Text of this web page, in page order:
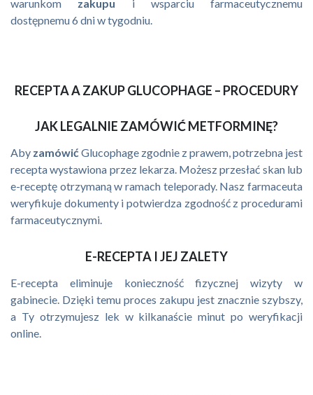
warunkom zakupu i wsparciu farmaceutycznemu
dostępnemu 6 dni w tygodniu.
RECEPTA A ZAKUP GLUCOPHAGE – PROCEDURY
JAK LEGALNIE ZAMÓWIĆ METFORMINĘ?
Aby zamówićGlucophage zgodnie z prawem, potrzebna jest
recepta wystawiona przez lekarza. Możesz przesłać skan lub
e-receptę otrzymaną w ramach teleporady. Nasz farmaceuta
weryfikuje dokumenty i potwierdza zgodność z procedurami
farmaceutycznymi.
E-RECEPTA I JEJ ZALETY
E-recepta eliminuje konieczność fizycznej wizyty w
gabinecie. Dzięki temu proces zakupu jest znacznie szybszy,
a Ty otrzymujesz lek w kilkanaście minut po weryfikacji
online.